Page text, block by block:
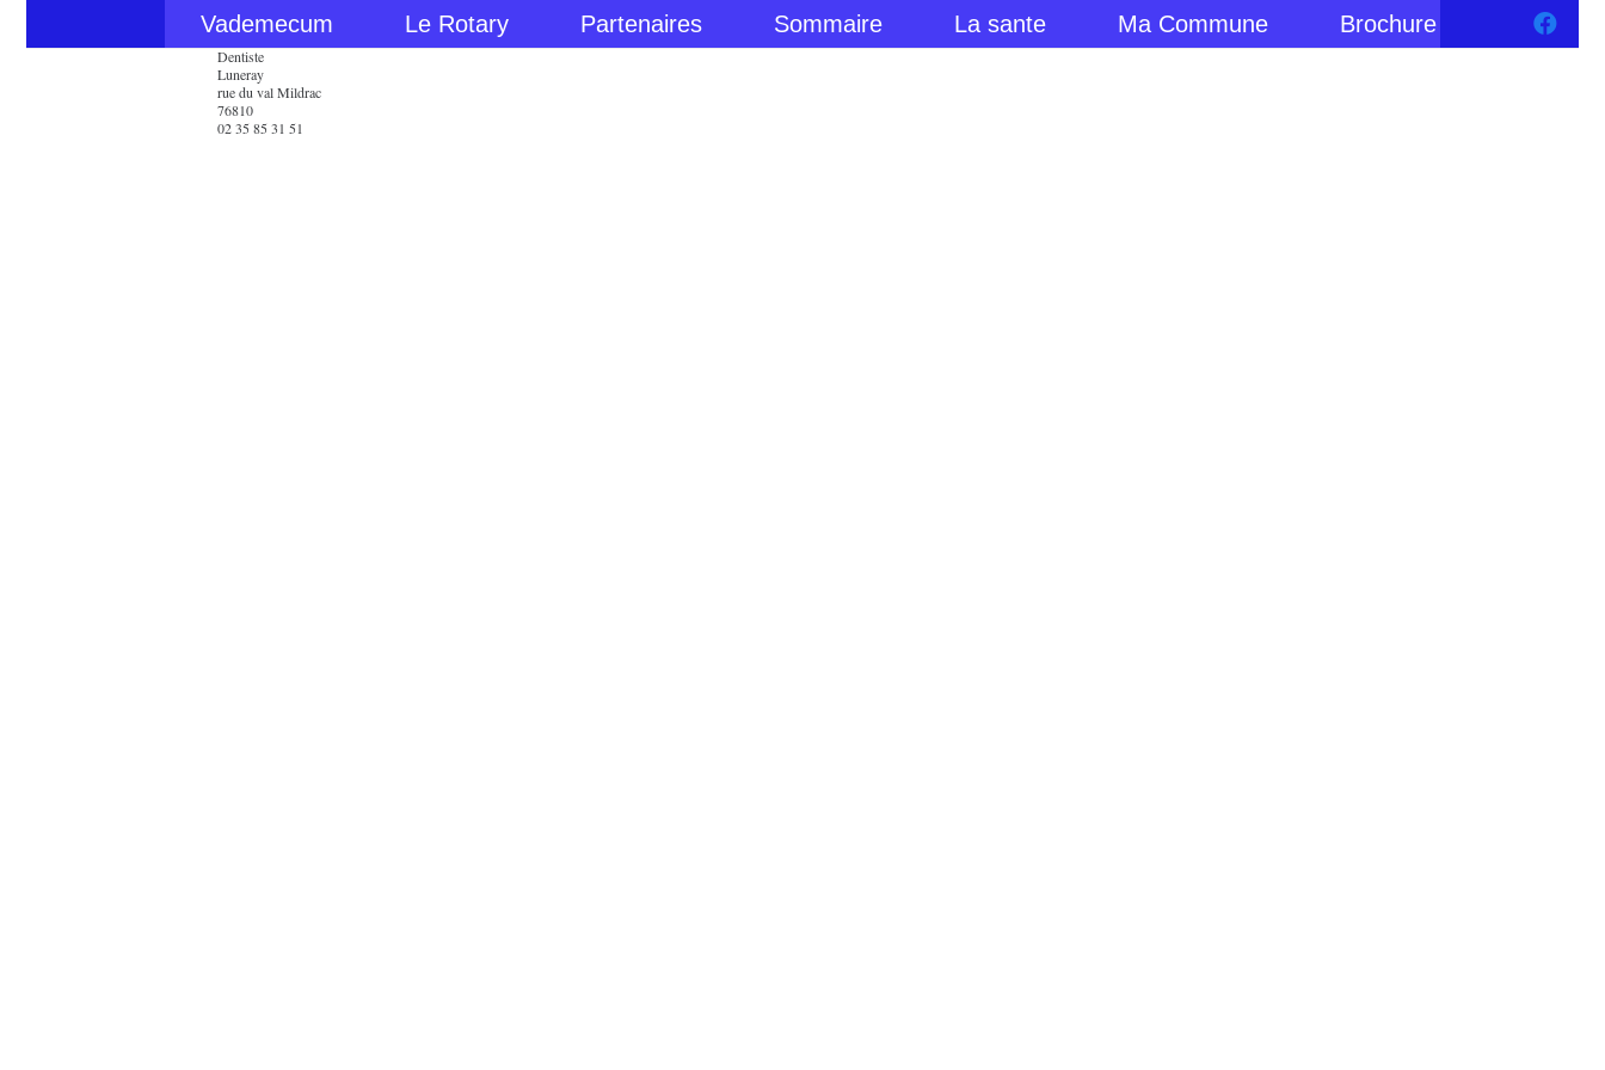
Vademecum Le Rotary Partenaires Sommaire La sante Ma Commune Brochure
Dentiste
Luneray
rue du val Mildrac
76810
02 35 85 31 51